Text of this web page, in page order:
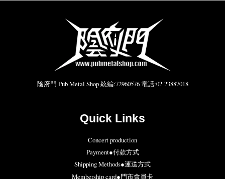
陰府門 Pub Metal Shop 統編:72960576 電話:02-23887018
Quick Links
Concert production
Payment●付款方式
Shipping Methods●運送方式
Membership card●門市會員卡